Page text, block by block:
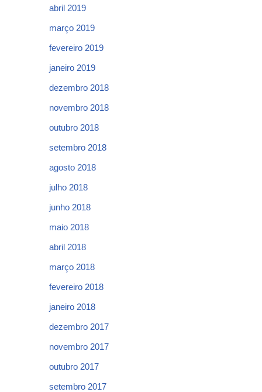
abril 2019
março 2019
fevereiro 2019
janeiro 2019
dezembro 2018
novembro 2018
outubro 2018
setembro 2018
agosto 2018
julho 2018
junho 2018
maio 2018
abril 2018
março 2018
fevereiro 2018
janeiro 2018
dezembro 2017
novembro 2017
outubro 2017
setembro 2017